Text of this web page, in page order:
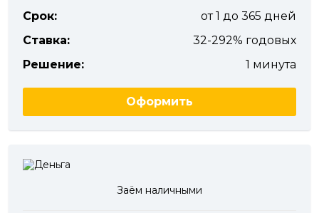
Срок:
от 1 до 365 дней
Ставка:
32-292% годовых
Решение:
1 минута
Оформить
Заём наличными